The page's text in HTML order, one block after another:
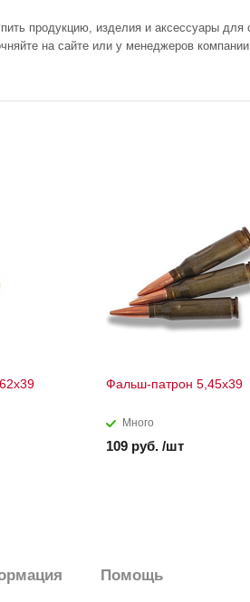
продукцию, изделия и аксессуары
на сайте или у менеджеров
Фальш-патрон 5,45х39
Много
109 руб. /шт
Помощь